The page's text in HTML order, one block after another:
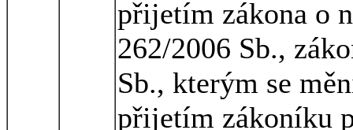
přijetím zákona o
262/2006 Sb.,
Sb., kterým se
přijetím zákoníku